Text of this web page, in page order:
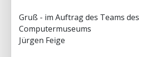
Gruß - im Auftrag des Teams des
Computermuseums
Jürgen Feige